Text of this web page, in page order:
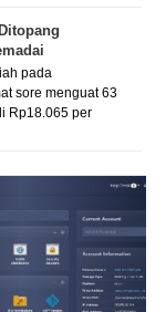
pada
sore menguat 63
Rp18.065 per